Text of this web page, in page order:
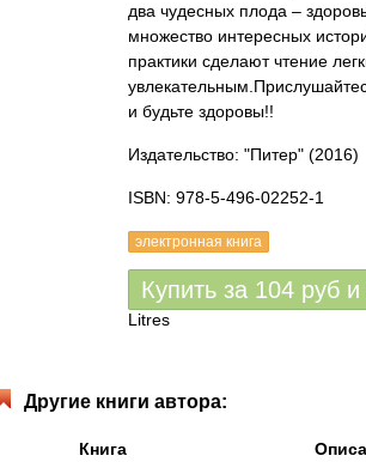
два чудесных плода –
множество интересных
практики сделают чтение
и будьте здоровы!!
Издательство: "Питер" (2016)
ISBN: 978-5-496-02252-1
электронная книга
Купить за 104 руб и
Litres
Другие книги автора:
Книга